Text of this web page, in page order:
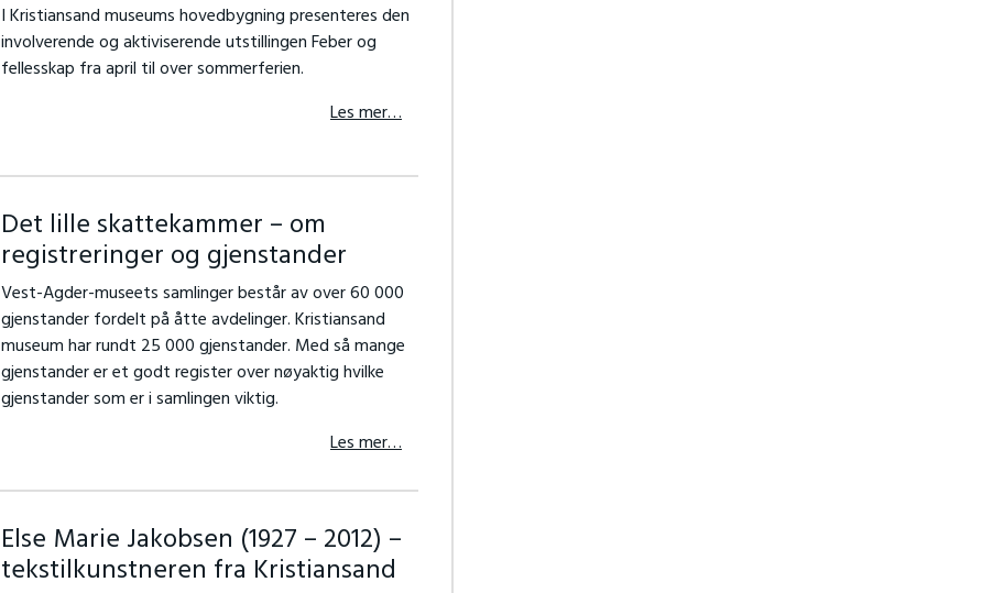
I Kristiansand museums hovedbygning presenteres den
involverende og aktiviserende utstillingen Feber og
fellesskap fra april til over sommerferien.
Les mer…
Det lille skattekammer – om
registreringer og gjenstander
Vest-Agder-museets samlinger består av over 60 000
gjenstander fordelt på åtte avdelinger. Kristiansand
museum har rundt 25 000 gjenstander. Med så mange
gjenstander er et godt register over nøyaktig hvilke
gjenstander som er i samlingen viktig.
Les mer…
Else Marie Jakobsen (1927 – 2012) –
tekstilkunstneren fra Kristiansand